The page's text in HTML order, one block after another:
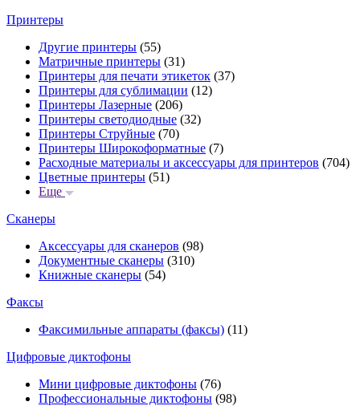
Принтеры
Другие принтеры (55)
Матричные принтеры (31)
Принтеры для печати этикеток (37)
Принтеры для сублимации (12)
Принтеры Лазерные (206)
Принтеры светодиодные (32)
Принтеры Струйные (70)
Принтеры Широкоформатные (7)
Расходные материалы и аксессуары для принтеров (704)
Цветные принтеры (51)
Еще
Сканеры
Аксессуары для сканеров (98)
Документные сканеры (310)
Книжные сканеры (54)
Факсы
Факсимильные аппараты (факсы) (11)
Цифровые диктофоны
Мини цифровые диктофоны (76)
Профессиональные диктофоны (98)